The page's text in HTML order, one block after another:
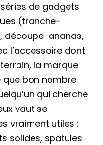
de gadgets
(tranche-
découpe-ananas,
l’accessoire dont
la marque
que bon nombre
qui cherche
vaut se
vraiment utiles :
solides, spatules